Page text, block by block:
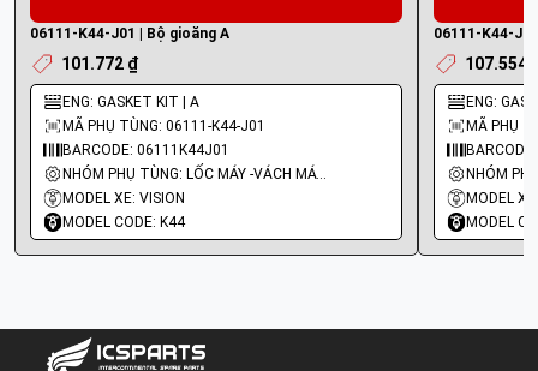
06111-K44-J01 | Bộ gioăng A
101.772 ₫
ENG: GASKET KIT | A
MÃ PHỤ TÙNG: 06111-K44-J01
BARCODE: 06111K44J01
NHÓM PHỤ TÙNG: LỐC MÁY -VÁCH MÁY - GIOĂNG MÁY
MODEL XE: VISION
MODEL CODE: K44
06111-K44-
107.554
ENG:
MÃ PHỤ
MODEL
MODEL